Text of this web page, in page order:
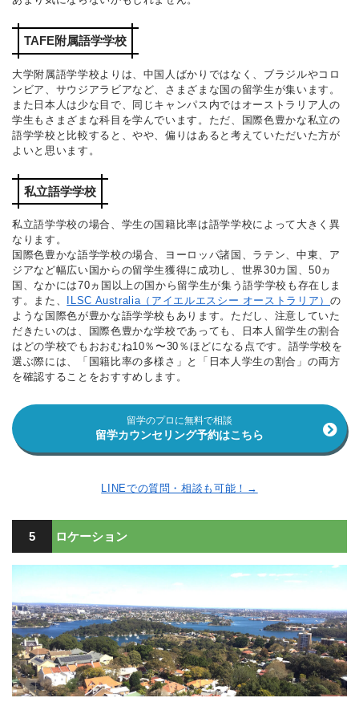
TAFE附属語学学校
大学附属語学学校よりは、中国人ばかりではなく、ブラジルやコロ
ンビア、サウジアラビアなど、さまざまな国の留学生が集います。
また日本人は少な目で、同じキャンパス内ではオーストラリア人の
学生もさまざまな科目を学んでいます。ただ、国際色豊かな私立の
語学学校と比較すると、やや、偏りはあると考えていただいた方が
よいと思います。
私立語学学校
私立語学学校の場合、学生の国籍比率は語学学校によって大きく異
なります。
国際色豊かな語学学校の場合、ヨーロッパ諸国、ラテン、中東、ア
ジアなど幅広い国からの留学生獲得に成功し、世界30カ国、50ヵ
国、なかには70ヵ国以上の国から留学生が集う語学学校も存在しま
す。また、
ILSC Australia（アイエルエスシー オーストラリア）の
ような国際色が豊かな語学学校もあります。ただし、注意していた
だきたいのは、国際色豊かな学校であっても、日本人留学生の割合
はどの学校でもおおむね10％〜30％ほどになる点です。語学学校を
選ぶ際には、「国籍比率の多様さ」と「日本人学生の割合」の両方
を確認することをおすすめします。
留学のプロに無料で相談
留学カウンセリング予約はこちら
LINEでの質問・相談も可能！→
5 ロケーション